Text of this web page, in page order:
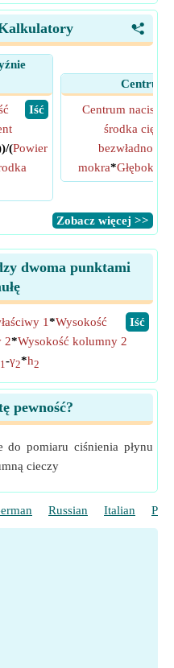
<
​ Iść
(Powier
Centrum
Centrum nacisku
środka
bezwładności
mokra*
​Zobacz więcej >>
dwoma punktami
​Iść
1*Wysokość
2*Wysokość kolumny 2
1-γ2*h2
pewność?
do pomiaru ciśnienia płynu
cieczy
Russian Italian